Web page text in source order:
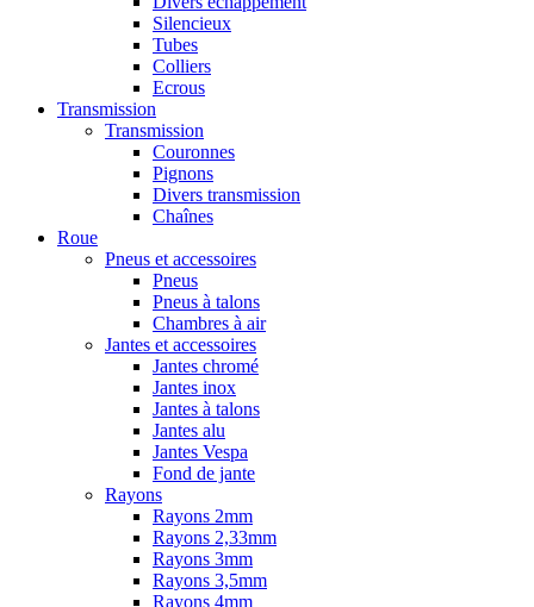
Silencieux
Tubes
Colliers
Ecrous
Transmission
Transmission
Couronnes
Pignons
Divers transmission
Chaînes
Roue
Pneus et accessoires
Pneus
Pneus à talons
Chambres à air
Jantes et accessoires
Jantes chromé
Jantes inox
Jantes à talons
Jantes alu
Jantes Vespa
Fond de jante
Rayons
Rayons 2mm
Rayons 2,33mm
Rayons 3mm
Rayons 3,5mm
Rayons 4mm